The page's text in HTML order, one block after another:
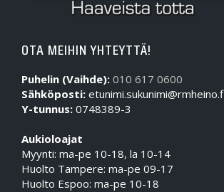
OTA MEIHIN YHTEYTTÄ!
Puhelin (Vaihde): 010 617 0600
Sähköposti:
Y-tunnus: 0748389-3
Aukioloajat
Myynti: ma-pe 10-18, la 10-14
Huolto Tampere: ma-pe 09-17
Huolto Espoo: ma-pe 10-18